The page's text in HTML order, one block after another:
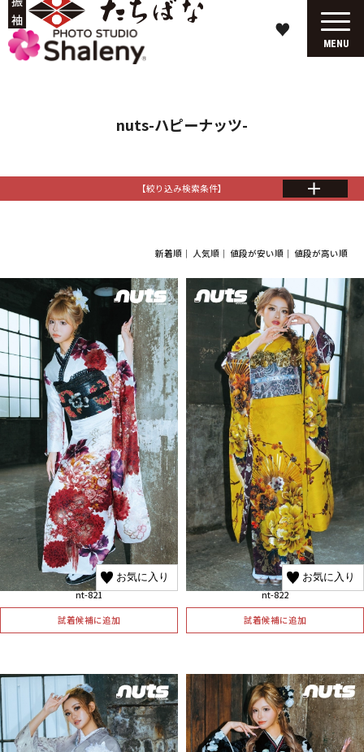
♥
MENU
nuts-ハピーナッツ-
【絞り込み検索条件】
新着順 ｜ 人気順 ｜ 値段が安い順 ｜ 値段が高い順
お気に入り
nt-821
試着候補に追加
お気に入り
nt-822
試着候補に追加